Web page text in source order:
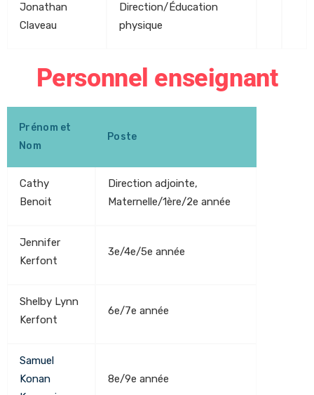
Jonathan
Claveau
Direction/Éducation
physique
Personnel enseignant
Prénom et
Nom
Poste
Cathy
Benoit
Direction adjointe,
Maternelle/1ère/2e année
Jennifer
Kerfont
3e/4e/5e année
Shelby Lynn
Kerfont
6e/7e année
Samuel
Konan
8e/9e année